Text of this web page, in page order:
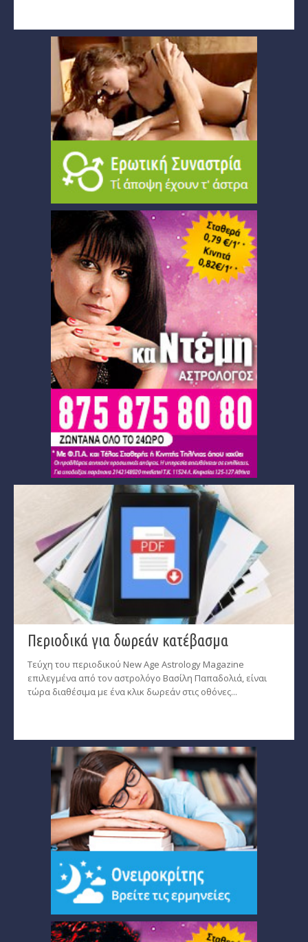
Περιοδικά για δωρεάν κατέβασμα
Τεύχη του περιοδικού New Age Astrology Magazine
επιλεγμένα από τον αστρολόγο Βασίλη Παπαδολιά, είναι
τώρα διαθέσιμα με ένα κλικ δωρεάν στις οθόνες...